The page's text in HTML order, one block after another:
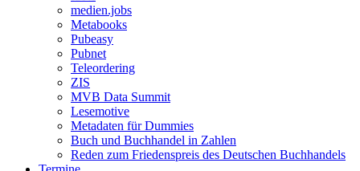
medien.jobs
Metabooks
Pubeasy
Pubnet
Teleordering
ZIS
MVB Data Summit
Lesemotive
Metadaten für Dummies
Buch und Buchhandel in Zahlen
Reden zum Friedenspreis des Deutschen Buchhandels